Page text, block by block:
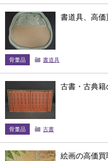
書道具、高価
骨董品 書道具
古書・古典籍
骨董品 古書
絵画の高価買